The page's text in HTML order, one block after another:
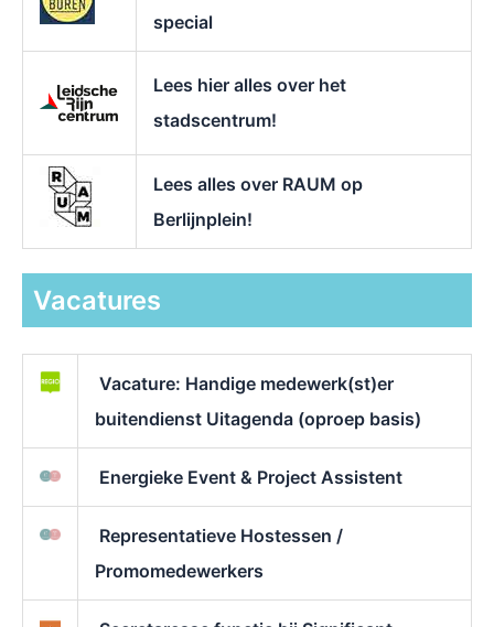
special
Lees hier alles over het
stadscentrum!
Lees alles over RAUM op
Berlijnplein!
Vacatures
Vacature: Handige medewerk(st)er
buitendienst Uitagenda (oproep basis)
Energieke Event & Project Assistent
Representatieve Hostessen /
Promomedewerkers